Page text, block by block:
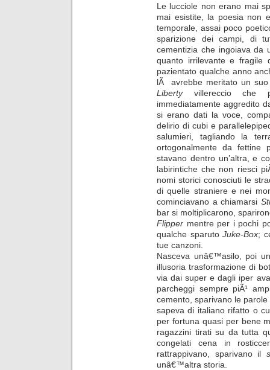
Le lucciole non erano mai
mai esistite, la poesia non
temporale, assai poco
sparizione dei campi, di
cementizia che ingoiava
quanto irrilevante e fragile
pazientato qualche anno
lÃ avrebbe meritato un suo
Liberty villereccio che
immediatamente aggredito
si erano dati la voce,
delirio di cubi e
salumieri, tagliando la
ortogonalmente da fettine
stavano dentro un’altra, e
labirintiche che non riesci
nomi storici conosciuti le
di quelle straniere e nei
cominciavano a chiamarsi
bar si moltiplicarono,
Flipper mentre per i pochi
qualche sparutoJuke-Box;
tue canzoni.
Nasceva unâ€™asilo, poi
illusoria trasformazione di
via dai super e dagli iper
parcheggi sempre piÃ¹
cemento, sparivano le
sapeva di italiano rifatto o
per fortuna quasi per bene
ragazzini tirati su da tutta
congelati cena in
rattrappivano, sparivano il
unâ€™altra storia.